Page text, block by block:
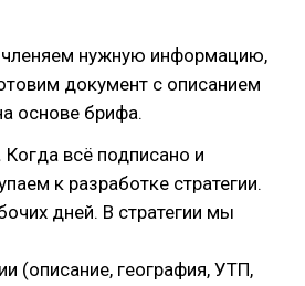
нужную информацию,
документ с описанием
основе брифа.
Когда всё подписано и
к разработке стратегии.
дней. В стратегии мы
(описание, география, УТП,